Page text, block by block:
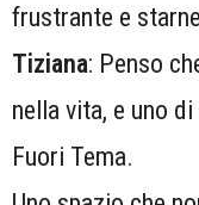
frustrante e
Tiziana: Penso
nella vita, e uno
Fuori Tema.